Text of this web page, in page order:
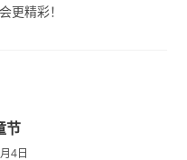
更精彩！
节
4日